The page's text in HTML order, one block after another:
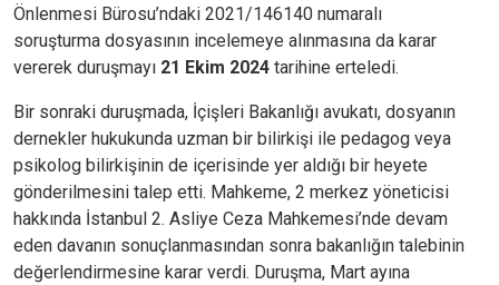
Önlenmesi Bürosu’ndaki 2021/146140 numaralı
soruşturma dosyasının incelemeye alınmasına da karar
vererek duruşmayı 21 Ekim 2024 tarihine erteledi.
Bir sonraki duruşmada, İçişleri Bakanlığı avukatı, dosyanın
dernekler hukukunda uzman bir bilirkişi ile pedagog veya
psikolog bilirkişinin de içerisinde yer aldığı bir heyete
gönderilmesini talep etti. Mahkeme, 2 merkez yöneticisi
hakkında İstanbul 2. Asliye Ceza Mahkemesi’nde devam
eden davanın sonuçlanmasından sonra bakanlığın talebinin
değerlendirmesine karar verdi. Duruşma, Mart ayına